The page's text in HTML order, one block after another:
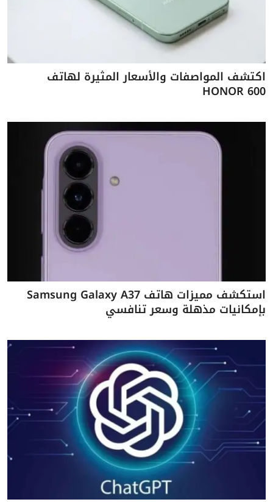
اكتشف المواصفات والأسعار المثيرة لهاتف
HONOR 600
استكشف مميزات هاتف Samsung Galaxy A37
بإمكانيات مذهلة وسعر تنافسي